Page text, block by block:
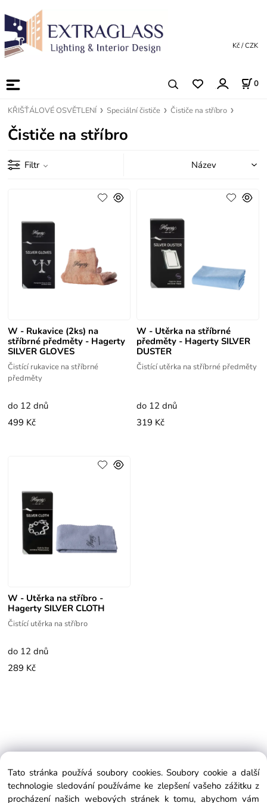
0
Kč / CZK
KŘIŠŤÁLOVÉ OSVĚTLENÍ Speciální čističe Čističe na stříbro
Čističe na stříbro
Filtr
W - Rukavice (2ks) na
stříbrné předměty - Hagerty
SILVER GLOVES
Čistící rukavice na stříbrné
předměty
do 12 dnů
499 Kč
W - Utěrka na stříbrné
předměty - Hagerty SILVER
DUSTER
Čistící utěrka na stříbrné předměty
do 12 dnů
319 Kč
W - Utěrka na stříbro -
Hagerty SILVER CLOTH
Čistící utěrka na stříbro
do 12 dnů
289 Kč
Koperníkova 390/5, 736 01 Havířov, Česká republika
Tato stránka používá soubory cookies. Soubory cookie a další
technologie sledování používáme ke zlepšení vašeho zážitku z
procházení našich webových stránek k tomu, abychom vám